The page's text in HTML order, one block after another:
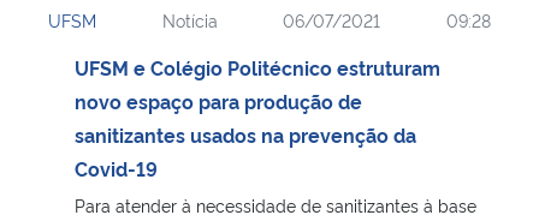
Ministério da Cidadania
Ministério de Minas e Energia
Ministério da Ciência, Tecnologia, Inovações e Comunicações
UFSM Notícia 06/07/2021 09:28
UFSM e Colégio Politécnico estruturam
novo espaço para produção de
sanitizantes usados na prevenção da
Covid-19
Para atender à necessidade de sanitizantes à base